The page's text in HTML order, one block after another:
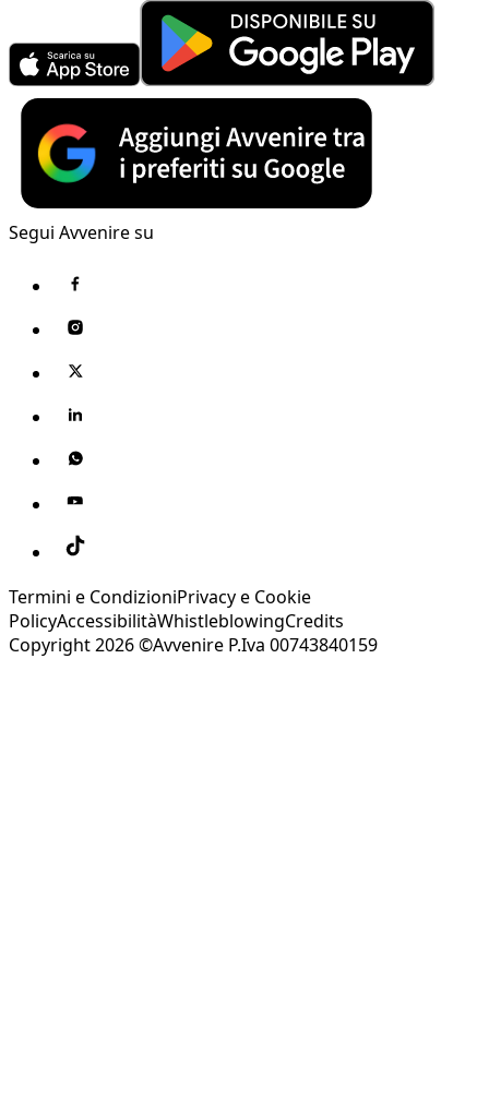
Segui Avvenire su
Termini e CondizioniPrivacy e Cookie
PolicyAccessibilitàWhistleblowingCredits
Copyright 2026 ©Avvenire P.Iva 00743840159